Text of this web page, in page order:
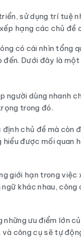
sử dụng trí tuệ
hạng các chủ đề
có cái nhìn tổng
Dưới đây là
người dùng nhanh
trong đó.
chủ đề mà còn
được mối quan
giới hạn trong việc
khác nhau, công
những ưu điểm lớn
công cụ sẽ tự